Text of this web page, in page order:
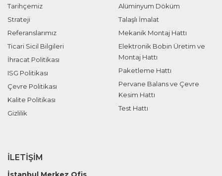
Tarihçemiz
Strateji
Referanslarımız
Ticari Sicil Bilgileri
İhracat Politikası
ISG Politikası
Çevre Politikası
Kalite Politikası
Gizlilik
Alüminyum Döküm
Talaşlı İmalat
Mekanik Montaj Hattı
Elektronik Bobin Üretim ve
Montaj Hattı
Paketleme Hattı
Pervane Balans ve Çevre
Kesim Hattı
Test Hattı
İLETIŞIM